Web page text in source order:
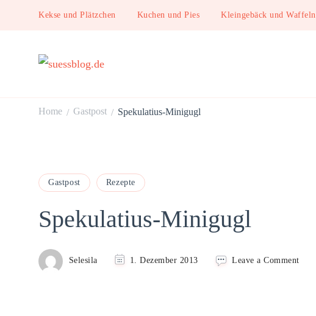
Kekse und Plätzchen Kuchen und Pies Kleingebäck und Waffeln
Home / Gastpost / Spekulatius-Minigugl
Gastpost Rezepte
Spekulatius-Minigugl
Selesila 1. Dezember 2013 Leave a Commenton